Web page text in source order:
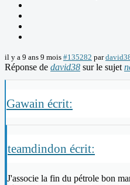
il y a 9 ans 9 mois #135282 par
Réponse de david38 sur le sujet
Gawain écrit:
teamdindon écrit:
J'associe la fin du pétrole bon